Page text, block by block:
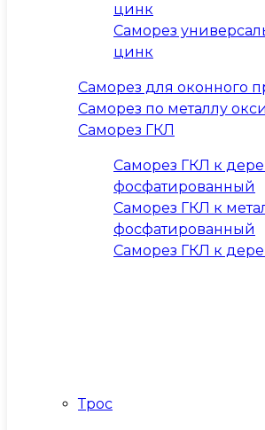
цинк
Саморез
цинк
Саморез для оконного
Саморез по металлу
Саморез ГКЛ
Саморез ГКЛ к
фосфатированный
Саморез ГКЛ к
фосфатированный
Саморез ГКЛ к
Трос